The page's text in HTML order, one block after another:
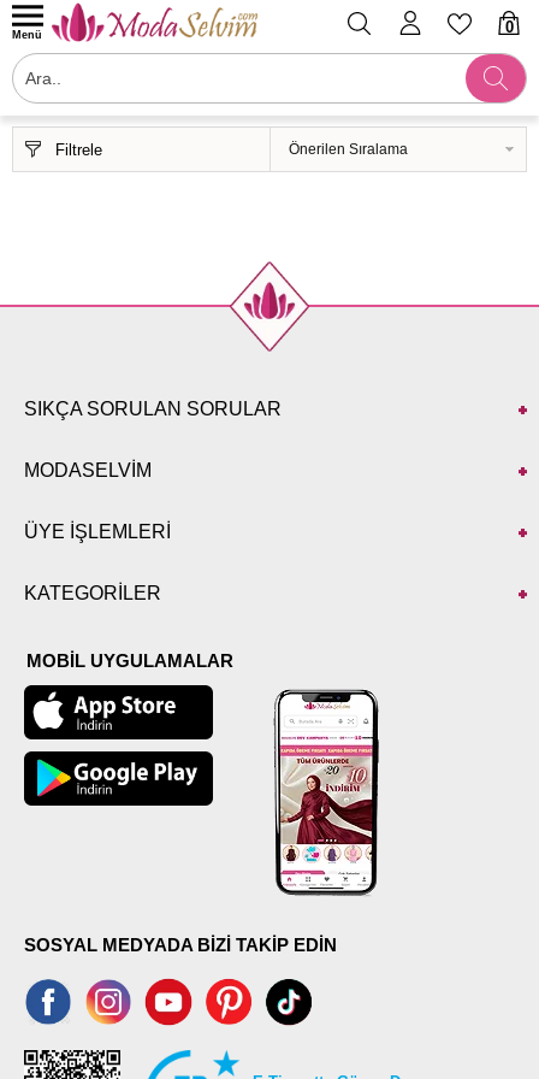
0
Menü
Filtrele
SIKÇA SORULAN SORULAR
MODASELVİM
ÜYE İŞLEMLERİ
KATEGORİLER
MOBİL UYGULAMALAR
SOSYAL MEDYADA BİZİ TAKİP EDİN